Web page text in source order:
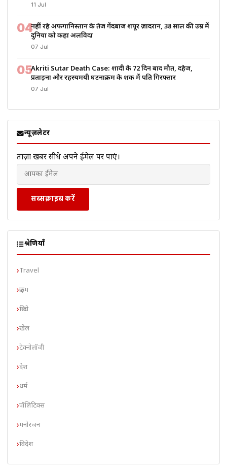
11 Jul
04नहीं रहे अफगानिस्तान के तेज गेंदबाज शपूर ज़ादरान, 38 साल की उम्र में
दुनिया को कहा अलविदा
07 Jul
05Akriti Sutar Death Case: शादी के 72 दिन बाद मौत, दहेज,
प्रताड़ना और रहस्यमयी घटनाक्रम के शक में पति गिरफ्तार
07 Jul
न्यूज़लेटर
ताज़ा खबरें सीधे अपने ईमेल पर पाएं।
सब्सक्राइब करें
श्रेणियाँ
Travel
क्राइम
क्रिप्टो
खेल
टेक्नोलॉजी
देश
धर्म
पॉलिटिक्स
मनोरंजन
विदेश